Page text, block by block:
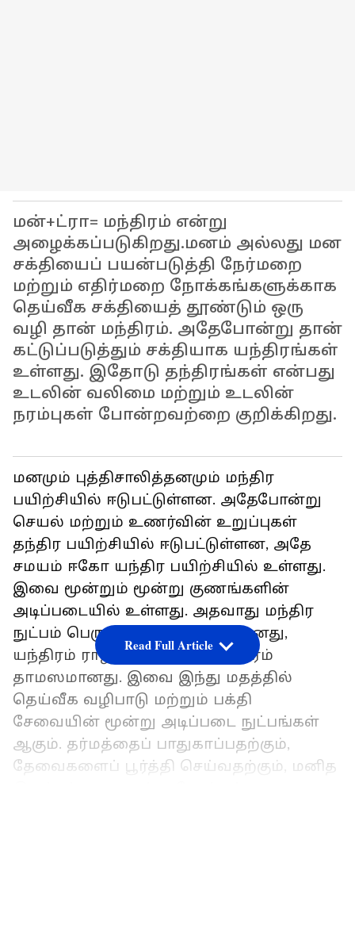
மன்+ட்ரா= மந்திரம் என்று
அழைக்கப்படுகிறது.மனம் அல்லது மன
சக்தியைப் பயன்படுத்தி நேர்மறை
மற்றும் எதிர்மறை நோக்கங்களுக்காக
தெய்வீக சக்தியைத் தூண்டும் ஒரு
வழி தான் மந்திரம். அதேபோன்று தான்
கட்டுப்படுத்தும் சக்தியாக யந்திரங்கள்
உள்ளது. இதோடு தந்திரங்கள் என்பது
உடலின் வலிமை மற்றும் உடலின்
நரம்புகள் போன்றவற்றை குறிக்கிறது.
மனமும் புத்திசாலித்தனமும் மந்திர
பயிற்சியில் ஈடுபட்டுள்ளன. அதேபோன்று
செயல் மற்றும் உணர்வின் உறுப்புகள்
தந்திர பயிற்சியில் ஈடுபட்டுள்ளன, அதே
சமயம் ஈகோ யந்திர பயிற்சியில் உள்ளது.
இவை மூன்றும் மூன்று குணங்களின்
அடிப்படையில் உள்ளது. அதவாது மந்திர
நுட்பம் பெரும்பாலும் சாத்வீகமானது,
யந்திரம் ராஜஸம், மற்றும் தந்திரம்
தாமஸமானது. இவை இந்து மதத்தில்
தெய்வீக வழிபாடு மற்றும் பக்தி
சேவையின் மூன்று அடிப்படை நுட்பங்கள்
ஆகும். தர்மத்தைப் பாதுகாப்பதற்கும்,
தேவைகளைப் பூர்த்தி செய்வதற்கும், மனித
Read Full Article